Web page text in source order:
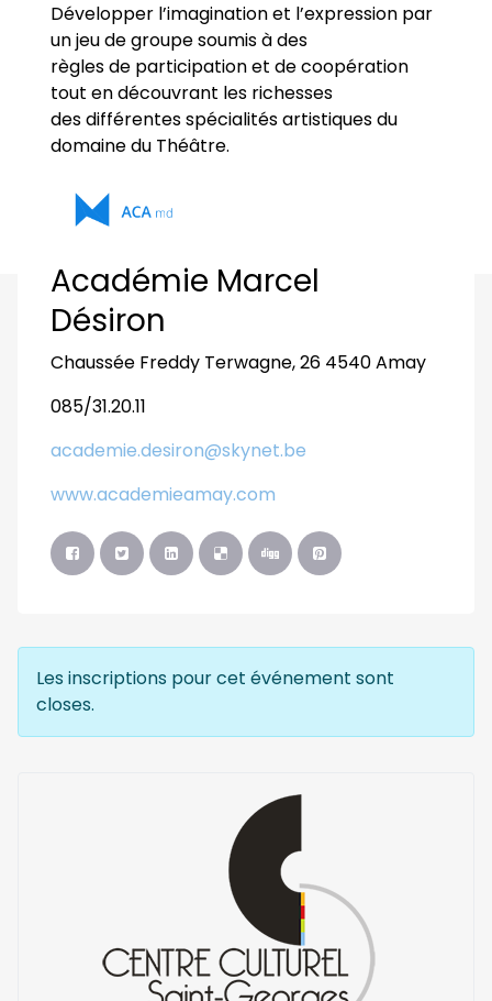
Développer l’imagination et l’expression par
un jeu de groupe soumis à des
règles de participation et de coopération
tout en découvrant les richesses
des différentes spécialités artistiques du
domaine du Théâtre.
Académie Marcel
Désiron
Chaussée Freddy Terwagne, 26 4540 Amay
085/31.20.11
academie.desiron@skynet.be
www.academieamay.com
Les inscriptions pour cet événement sont
closes.